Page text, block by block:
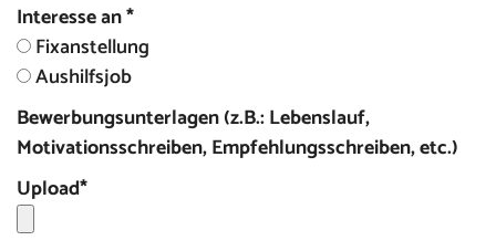
Interesse an*
Fixanstellung
Aushilfsjob
Bewerbungsunterlagen (z.B.: Lebenslauf,
Motivationsschreiben, Empfehlungsschreiben, etc.)
Upload*